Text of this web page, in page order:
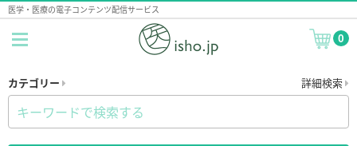
医学・医療の電子コンテンツ配信サービス
0
カテゴリー 詳細検索